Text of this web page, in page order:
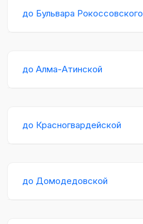
до Бульвара Рокоссовского
до Алма-Атинской
до Красногвардейской
до Домодедовской